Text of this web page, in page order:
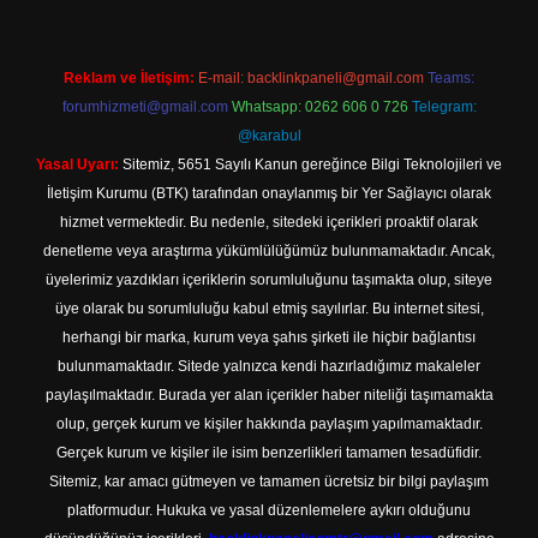
Reklam ve İletişim: E-mail: backlinkpaneli@gmail.com Teams:
forumhizmeti@gmail.com Whatsapp: 0262 606 0 726 Telegram:
@karabul
Yasal Uyarı: Sitemiz, 5651 Sayılı Kanun gereğince Bilgi Teknolojileri ve
İletişim Kurumu (BTK) tarafından onaylanmış bir Yer Sağlayıcı olarak
hizmet vermektedir. Bu nedenle, sitedeki içerikleri proaktif olarak
denetleme veya araştırma yükümlülüğümüz bulunmamaktadır. Ancak,
üyelerimiz yazdıkları içeriklerin sorumluluğunu taşımakta olup, siteye
üye olarak bu sorumluluğu kabul etmiş sayılırlar. Bu internet sitesi,
herhangi bir marka, kurum veya şahıs şirketi ile hiçbir bağlantısı
bulunmamaktadır. Sitede yalnızca kendi hazırladığımız makaleler
paylaşılmaktadır. Burada yer alan içerikler haber niteliği taşımamakta
olup, gerçek kurum ve kişiler hakkında paylaşım yapılmamaktadır.
Gerçek kurum ve kişiler ile isim benzerlikleri tamamen tesadüfidir.
Sitemiz, kar amacı gütmeyen ve tamamen ücretsiz bir bilgi paylaşım
platformudur. Hukuka ve yasal düzenlemelere aykırı olduğunu